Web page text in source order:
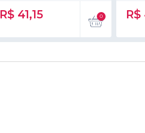
R$ 41,15 R$